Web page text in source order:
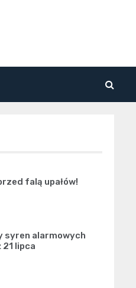
falą upałów!
syren alarmowych
21 lipca